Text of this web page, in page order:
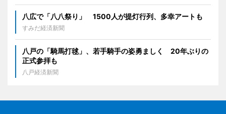
八広で「八八祭り」 1500人が提灯行列、多幸アートも
すみだ経済新聞
八戸の「騎馬打毬」、若手騎手の姿勇ましく 20年ぶりの
正式参拝も
八戸経済新聞